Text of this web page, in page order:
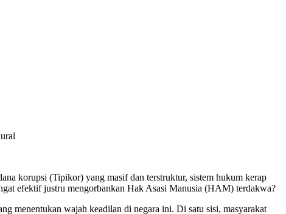
korupsi (Tipikor) yang masif dan terstruktur, sistem hukum kerap
efektif justru mengorbankan Hak Asasi Manusia (HAM) terdakwa?
menentukan wajah keadilan di negara ini. Di satu sisi, masyarakat